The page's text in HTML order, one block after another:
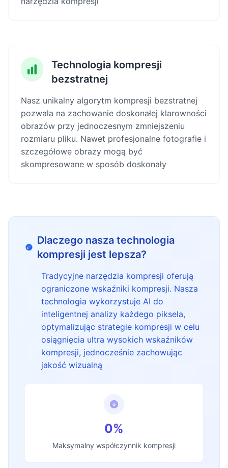
Technologia kompresji
bezstratnej
Nasz unikalny algorytm kompresji bezstratnej
pozwala na zachowanie doskonałej klarowności
obrazów przy jednoczesnym zmniejszeniu
rozmiaru pliku. Nawet profesjonalne fotografie i
szczegółowe obrazy mogą być
skompresowane w sposób doskonały
Dlaczego nasza technologia
kompresji jest lepsza?
Tradycyjne narzędzia kompresji oferują
ograniczone wskaźniki kompresji. Nasza
technologia wykorzystuje AI do
inteligentnej analizy każdego piksela,
optymalizując strategie kompresji w celu
osiągnięcia ultra wysokich wskaźników
kompresji, jednocześnie zachowując
jakość wizualną
0%
Maksymalny współczynnik kompresji